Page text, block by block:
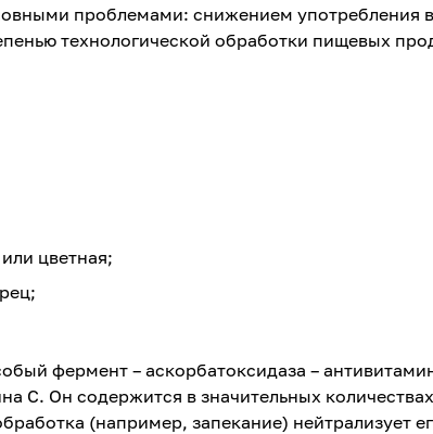
проблемами: снижением употребления
технологической обработки пищевых
цветная;
фермент – аскорбатоксидаза –
С. Он содержится в значительных количествах
(например, запекание) нейтрализует